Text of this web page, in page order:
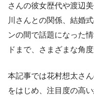
さんの彼女歴代や渡辺
川さんとの関係、結婚
ンの間で話題になった
ドまで、さまざまな角
本記事では花村想太さ
をはじめ、注目度の高